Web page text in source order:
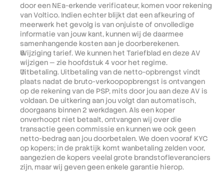
door een NEa-erkende verificateur, komen voor rekening
van Voltico. Indien echter blijkt dat een afkeuring of
meerwerk het gevolg is van onjuiste of onvolledige
informatie van jouw kant, kunnen wij de daarmee
samenhangende kosten aan je doorberekenen.
Wijziging tarief. We kunnen het Tariefblad en deze AV
wijzigen — zie hoofdstuk 4 voor het regime.
Uitbetaling. Uitbetaling van de netto-opbrengst vindt
plaats nadat de bruto-verkoopopbrengst is ontvangen
op de rekening van de PSP, mits door jou aan deze AV is
voldaan. De uitkering aan jou volgt dan automatisch,
doorgaans binnen 2 werkdagen. Als een koper
onverhoopt niet betaalt, ontvangen wij over die
transactie geen commissie en kunnen we ook geen
netto-bedrag aan jou doorbetalen. We doen vooraf KYC
op kopers; in de praktijk komt wanbetaling zelden voor,
aangezien de kopers veelal grote brandstofleveranciers
zijn, maar wij geven geen enkele garantie hierop.